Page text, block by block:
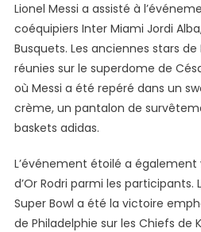
Lionel Messi a assisté à
coéquipiers Inter Miami Jordi
Busquets. Les anciennes stars
réunies sur le superdome de
où Messi a été repéré dans un
crème, un pantalon de
baskets adidas.
L’événement étoilé a également
d’Or Rodri parmi les
Super Bowl a été la victoire
de Philadelphie sur les Chiefs de